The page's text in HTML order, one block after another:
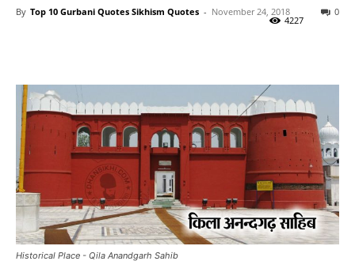
By Top 10 Gurbani Quotes Sikhism Quotes - November 24, 2018 0
4227
Historical Place - Qila Anandgarh Sahib